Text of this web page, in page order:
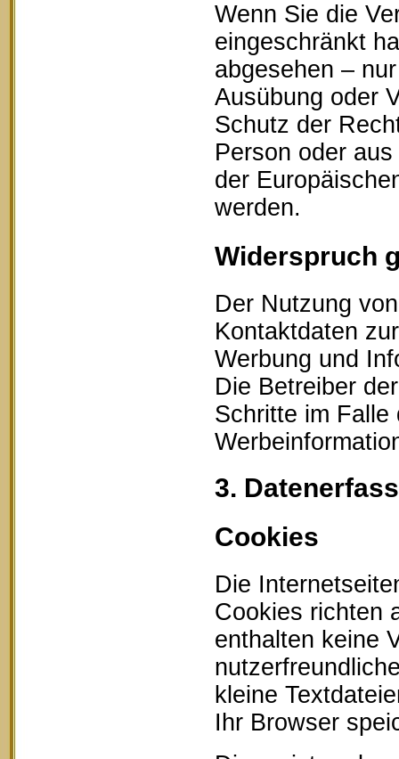
Wenn Sie die
eingeschränkt
abgesehen –
Ausübung oder
Schutz der
Person oder
der
werden.
Widerspruch
Der Nutzung
Kontaktdaten
Werbung und
Die Betreiber
Schritte im Falle
3.
Cookies
Die
Cookies richten
enthalten keine
kleine
Ihr Browser